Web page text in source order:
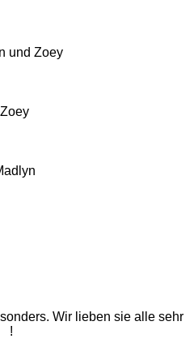
und Zoey
Zoey
Wir lieben sie alle sehr
!